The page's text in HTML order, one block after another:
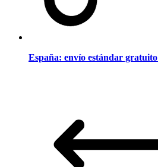
España: envío estándar gratuito